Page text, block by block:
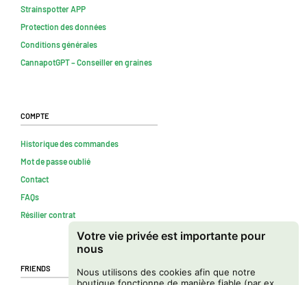
Votre vie privée est importante pour
nous
Nous utilisons des cookies afin que notre
Strainspotter APP
Protection des données
Conditions générales
CannapotGPT – Conseiller en graines
Compte
Historique des commandes
Mot de passe oublié
Contact
FAQs
Résilier contrat
Friends